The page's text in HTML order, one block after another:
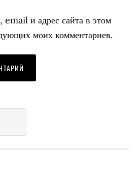
email и адрес сайта в этом
моих комментариев.